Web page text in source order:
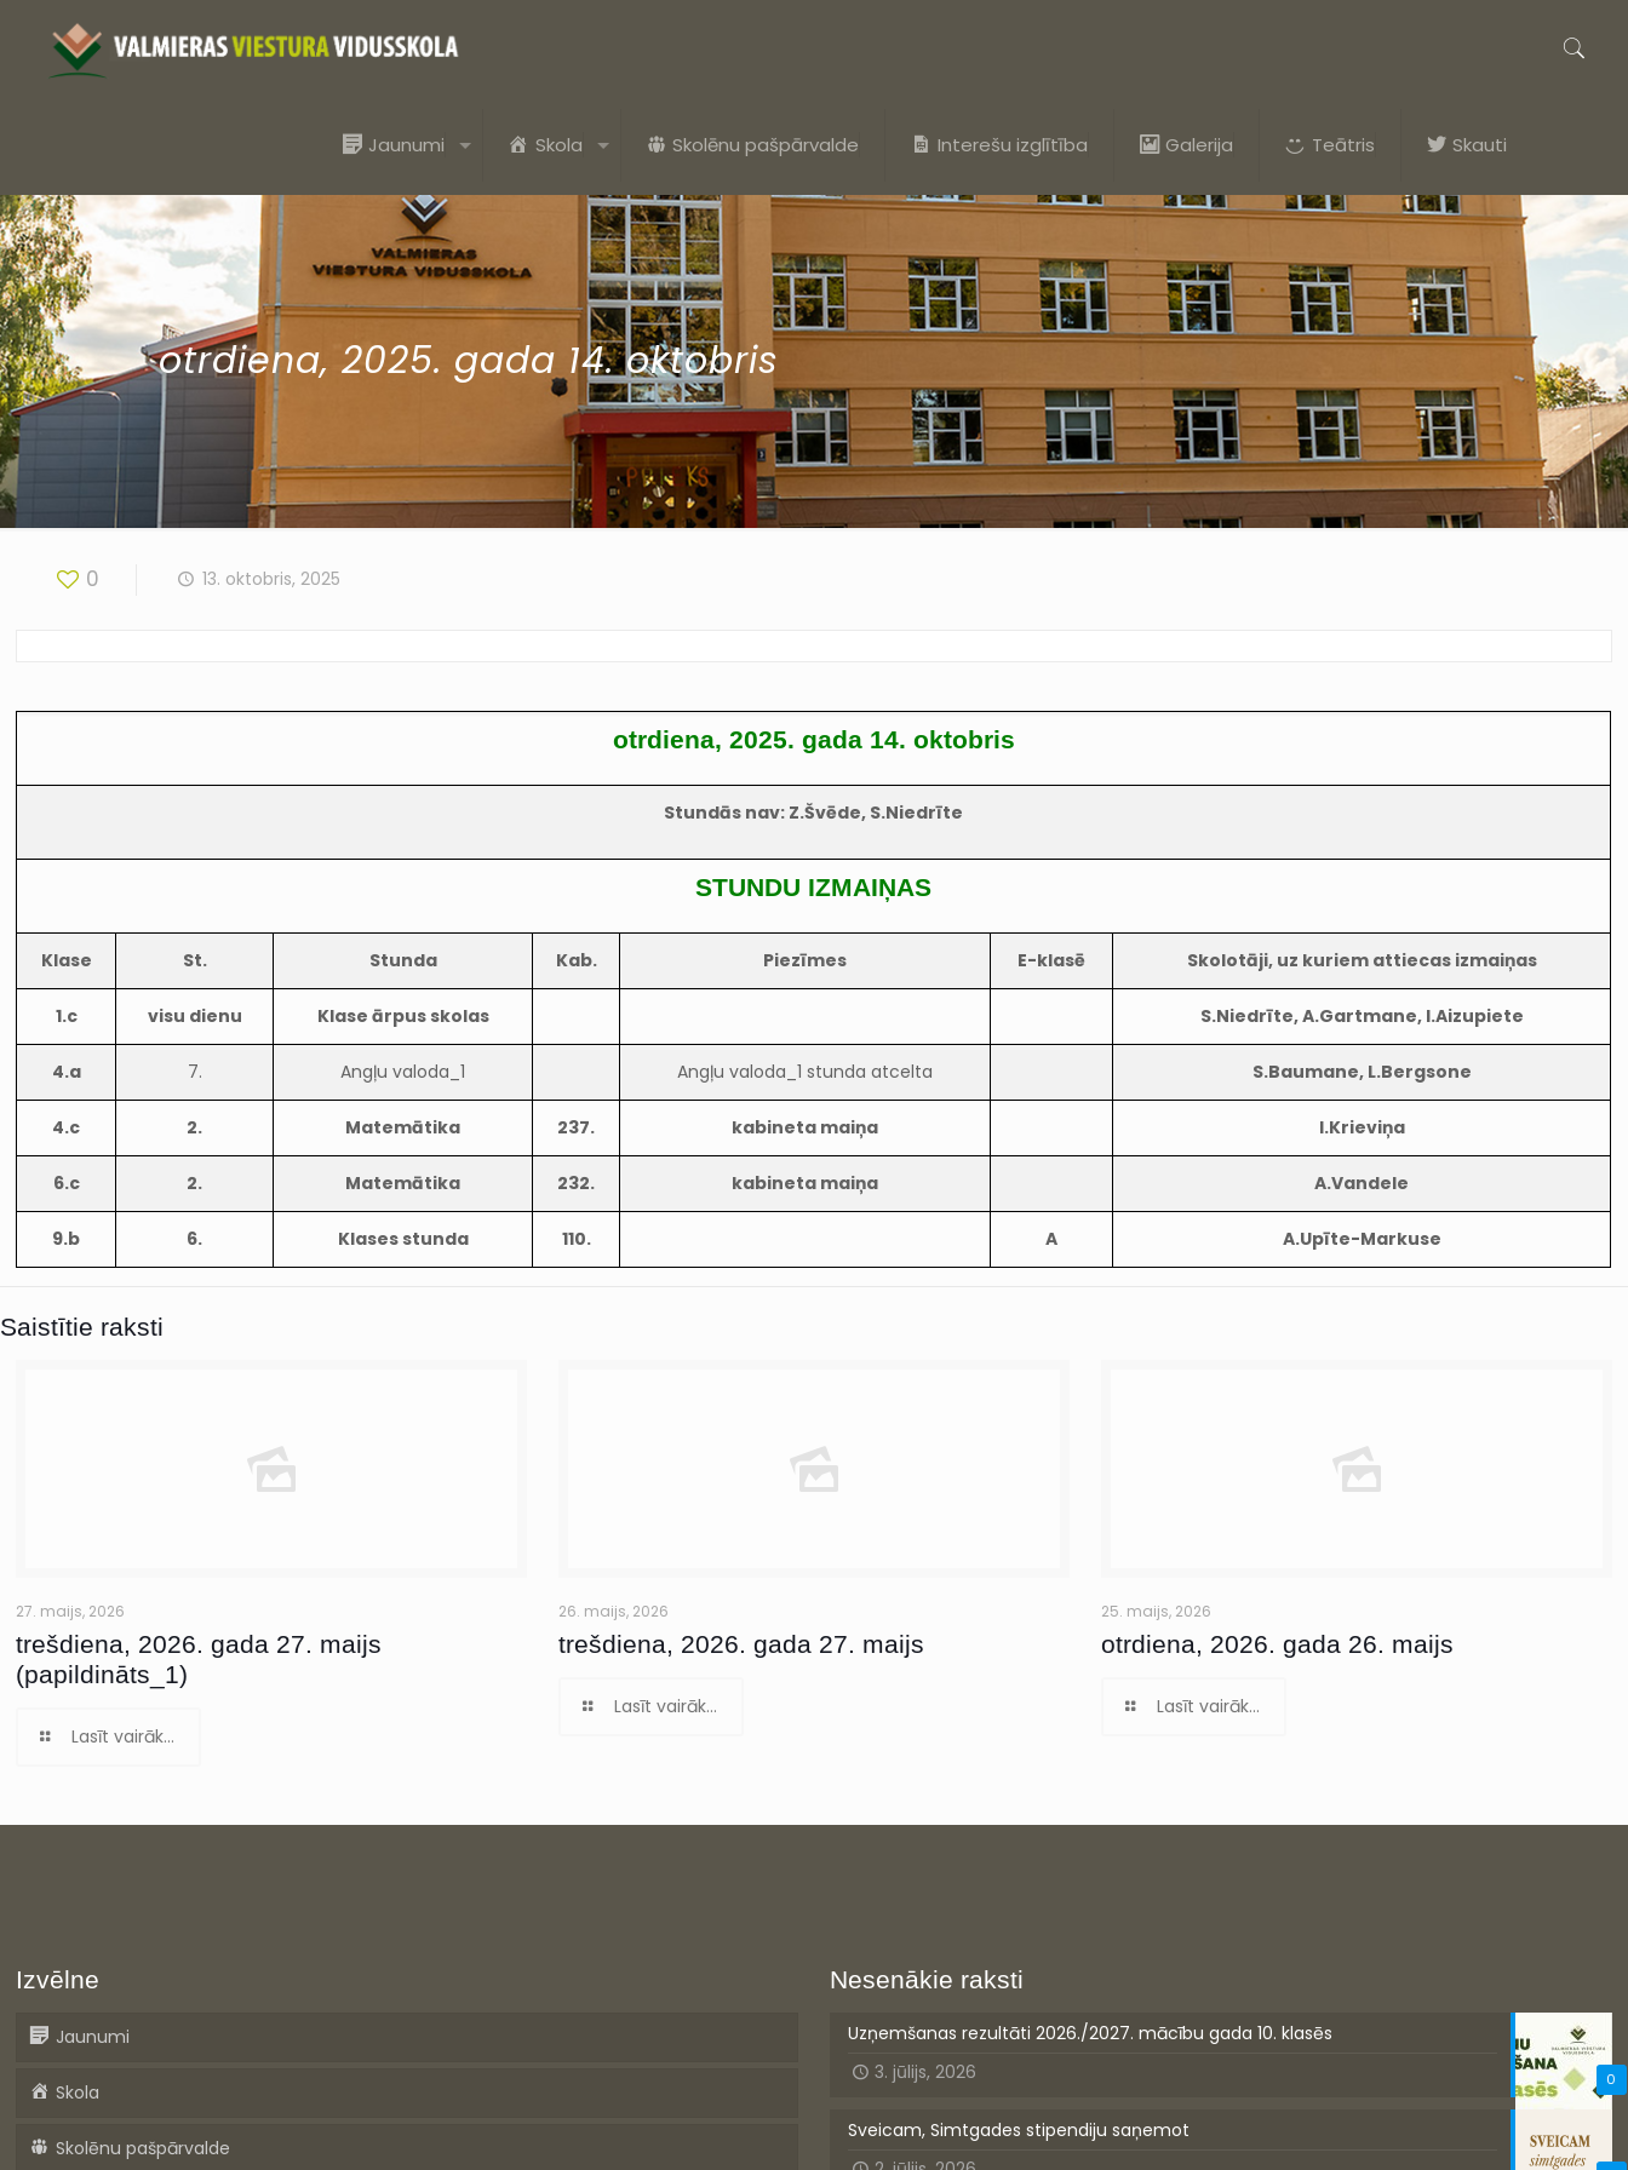
Jaunumi Skola Skolēnu pašpārvalde Interešu izglītība Galerija Teātris Skauti
otrdiena, 2025. gada 14. oktobris
0 13. oktobris, 2025
otrdiena, 2025. gada 14. oktobris
Stundās nav: Z.Švēde, S.Niedrīte
STUNDU IZMAIŅAS
Klase St. Stunda Kab. Piezīmes E-klasē Skolotāji, uz kuriem attiecas izmaiņas
1.c visu dienu Klase ārpus skolas S.Niedrīte, A.Gartmane, I.Aizupiete
4.a 7. Angļu valoda_1 Angļu valoda_1 stunda atcelta S.Baumane, L.Bergsone
4.c 2. Matemātika 237. kabineta maiņa I.Krieviņa
6.c 2. Matemātika 232. kabineta maiņa A.Vandele
9.b 6. Klases stunda 110. A A.Upīte-Markuse
Saistītie raksti
27. maijs, 2026
trešdiena, 2026. gada 27. maijs
(papildināts_1)
Lasīt vairāk...
26. maijs, 2026
trešdiena, 2026. gada 27. maijs
Lasīt vairāk...
25. maijs, 2026
otrdiena, 2026. gada 26. maijs
Lasīt vairāk...
Izvēlne
Jaunumi
Skola
Skolēnu pašpārvalde
Nesenākie raksti
0
Uzņemšanas rezultāti 2026./2027. mācību gada 10. klasēs
3. jūlijs, 2026
Sveicam, Simtgades stipendiju saņemot